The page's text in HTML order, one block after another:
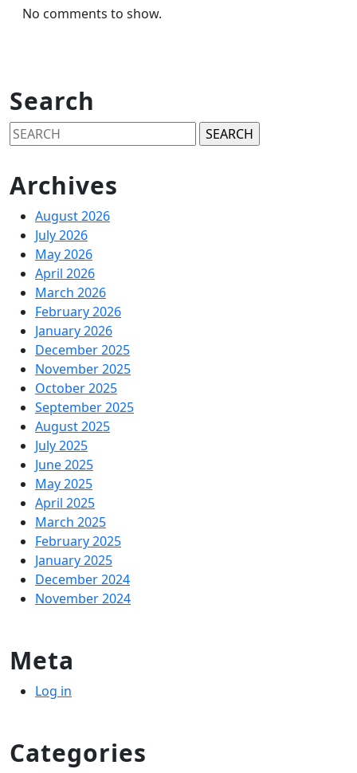
No comments to show.
Search
Search
for:
Archives
August 2026
July 2026
May 2026
April 2026
March 2026
February 2026
January 2026
December 2025
November 2025
October 2025
September 2025
August 2025
July 2025
June 2025
May 2025
April 2025
March 2025
February 2025
January 2025
December 2024
November 2024
Meta
Log in
Categories